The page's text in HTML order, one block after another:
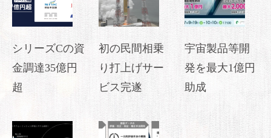
シリーズCの資
金調達35億円
超
初の民間相乗
り打上げサー
ビス完遂
宇宙製品等開
発を最大1億円
助成